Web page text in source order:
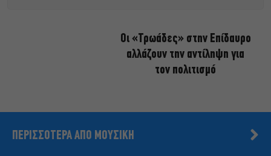
Οι «Τρωάδες» στην Επίδαυρο
αλλάζουν την αντίληψη για
τον πολιτισμό
ΠΕΡΙΣΣΟΤΕΡΑ ΑΠΟ ΜΟΥΣΙΚΗ